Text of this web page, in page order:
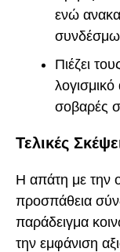
ενώ
Πιέζει
σοβαρές
Τελικές
Η απάτη με την
προσπάθεια
παράδειγμα
την εμφάνιση